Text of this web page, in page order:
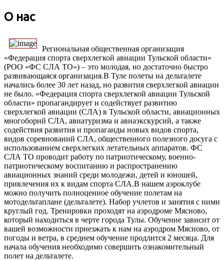
О нас
Региональная общественная организация
«Федерация спорта сверхлегкой авиации Тульской области»
(РОО «ФС СЛА ТО») – это молодая, но достаточно быстро
развивающаяся организация.В Туле полеты на дельталете
начались более 30 лет назад, но развития сверхлегкой авиации
не было. «Федерация спорта сверхлегкой авиации Тульской
области» пропагандирует и содействует развитию
сверхлегкой авиации (СЛА) в Тульской области, авиационных
многоборий СЛА, авиатуризма и авиаэкскурсий, а также
содействия развития и пропаганды новых видов спорта,
видов соревнований СЛА, общественного полезного досуга с
использованием сверхлегких летательных аппаратов. ФС
СЛА ТО проводит работу по патриотическому, военно-
патриотическому воспитанию и распространению
авиационных знаний среди молодежи, детей и юношей,
привлечения их к видам спорта СЛА.В нашем аэроклубе
можно получить полноценное обучение полетам на
мотодельтаплане (дельталете). Набор учлетов и занятия с ними
круглый год. Тренировки проходят на аэродроме Мясново,
который находиться в черте города Тулы. Обучение зависит от
вашей возможности приезжать к нам на аэродром Мясново, от
погоды и ветра, в среднем обучение продлится 2 месяца. Для
начала обучения необходимо совершить ознакомительный
полет на дельталете.